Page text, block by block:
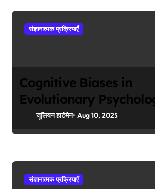
संज्ञानात्मक प्रक्रियाएँ
Cognitive Biases in
Evolutionary
Implications for
जूलियन हार्टमैन Aug 10, 2025
संज्ञानात्मक प्रक्रियाएँ